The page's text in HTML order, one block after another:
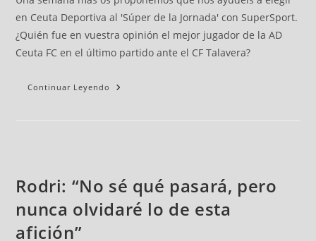
en Ceuta Deportiva al 'Súper de la Jornada' con SuperSport.
¿Quién fue en vuestra opinión el mejor jugador de la AD
Ceuta FC en el último partido ante el CF Talavera?
Continuar Leyendo
Rodri: “No sé qué pasará, pero
nunca olvidaré lo de esta
afición”